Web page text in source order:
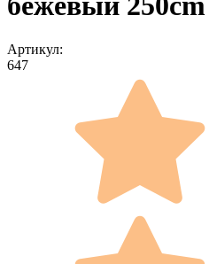
Артикул:
647